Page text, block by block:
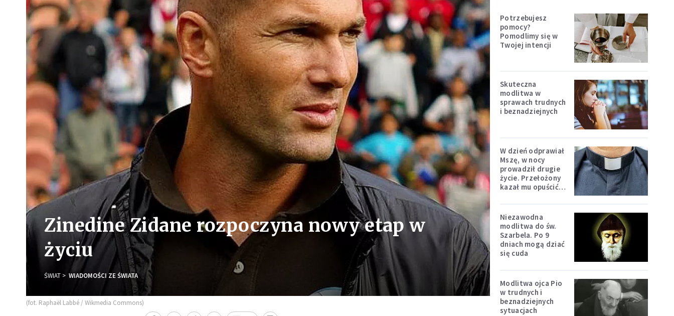
Zinedine Zidane rozpoczyna nowy etap w
życiu
ŚWIAT WIADOMOŚCI ZE ŚWIATA
(fot. Raphaël Labbé / Wikmedia Commons)
Potrzebujesz
pomocy?
Pomodlimy się w
Twojej intencji
Skuteczna
modlitwa w
sprawach trudnych
i beznadziejnych
W dzień odprawiał
Mszę, w nocy
prowadził drugie
życie. Przełożony
kazał mu opuścić
Niezawodna
modlitwa do św.
Szarbela. Po 9
dniach mogą dziać
się cuda
Modlitwa ojca Pio
w trudnych i
beznadziejnych
sytuacjach